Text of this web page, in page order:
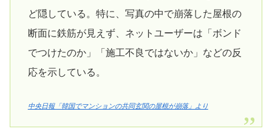
ど隠している。特に、写真の中で崩落した屋根の
断面に鉄筋が見えず、ネットユーザーは「ボンド
でつけたのか」「施工不良ではないか」などの反
応を示している。
中央日報「韓国でマンションの共同玄関の屋根が崩落」より